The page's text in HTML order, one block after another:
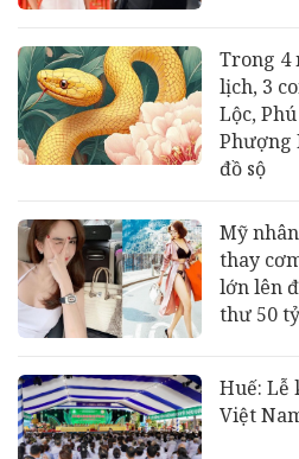
Trong 4
lịch, 3
Lộc,
Phượng
đồ sộ
Mỹ
thay
lớn lên
thư 50
Huế: Lễ
Việt